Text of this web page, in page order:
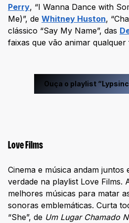
Perry, “I Wanna Dance with
Me)”, de Whitney Huston,
clássico “Say My Name”, das
faixas que vão animar
Ouça o playlist
Love Films
Cinema e música andam juntos
verdade na playlist Love Films.
melhores músicas para matar
sonoras emblemáticas. Curta
“She”, de Um Lugar Chamado